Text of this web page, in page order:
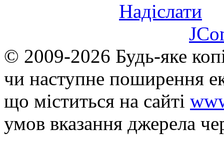
Надіслати
© 2009-2026 Будь-яке
чи наступне поширення
що мiститься на сайті
умов вказання джерела